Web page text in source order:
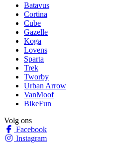
Batavus
Cortina
Cube
Gazelle
Koga
Lovens
Sparta
Trek
Tworby
Urban Arrow
VanMoof
BikeFun
Volg ons
Facebook
Instagram